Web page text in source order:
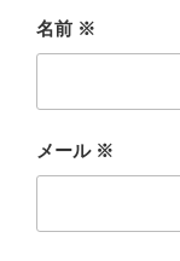
名前 ※
メール ※